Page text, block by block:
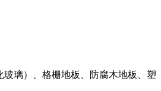
璃）、格栅地板、防腐木地板、塑